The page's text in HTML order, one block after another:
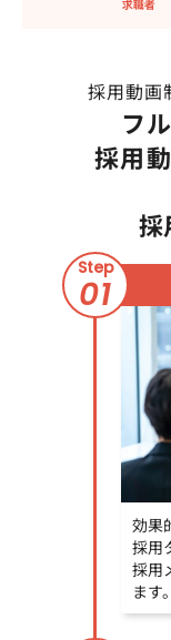
採用動画
フ
採用
採
Step
01
効果
採用
採用
ます。